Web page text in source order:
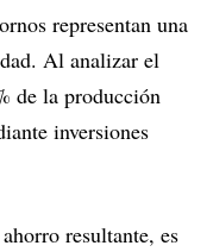
representan una
Al analizar el
de la producción
inversiones
resultante, es